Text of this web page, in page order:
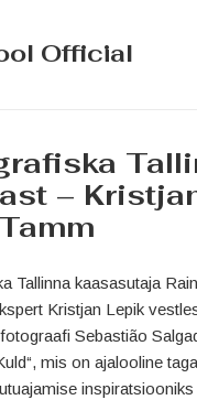
Official
–
Tallinna kaasasutaja
Kristjan Lepik
Sebastião
mis on ajalooline